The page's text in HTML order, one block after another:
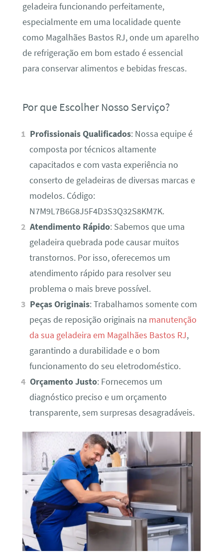
geladeira funcionando perfeitamente,
especialmente em uma localidade quente
como Magalhães Bastos RJ, onde um aparelho
de refrigeração em bom estado é essencial
para conservar alimentos e bebidas frescas.
Por que Escolher Nosso Serviço?
Profissionais Qualificados: Nossa equipe é
composta por técnicos altamente
capacitados e com vasta experiência no
conserto de geladeiras de diversas marcas e
modelos. Código:
N7M9L7B6G8J5F4D3S3Q32S8KM7K.
Atendimento Rápido: Sabemos que uma
geladeira quebrada pode causar muitos
transtornos. Por isso, oferecemos um
atendimento rápido para resolver seu
problema o mais breve possível.
Peças Originais: Trabalhamos somente com
peças de reposição originais na manutenção
da sua geladeira em Magalhães Bastos RJ,
garantindo a durabilidade e o bom
funcionamento do seu eletrodoméstico.
Orçamento Justo: Fornecemos um
diagnóstico preciso e um orçamento
transparente, sem surpresas desagradáveis.